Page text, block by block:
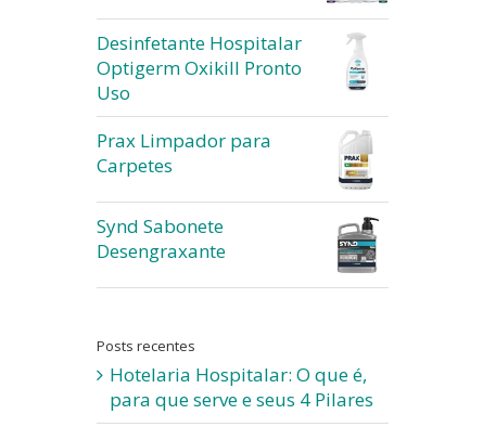
Desinfetante Hospitalar
Optigerm Oxikill Pronto
Uso
Prax Limpador para
Carpetes
Synd Sabonete
Desengraxante
Posts recentes
Hotelaria Hospitalar: O que é,
para que serve e seus 4 Pilares